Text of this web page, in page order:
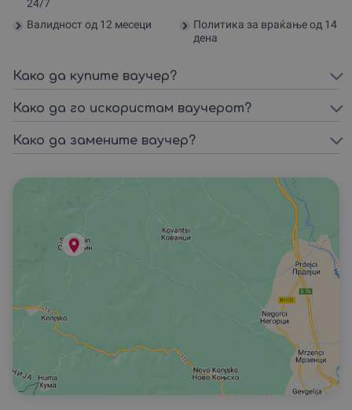
селото Серменин и дегустација
(дополнително со печено јагне
17000ден
24/7
Валидност од 12 месеци
Политика за враќање од 14
дена
Како да купите ваучер?
Како да го искористам ваучерот?
Како да замените ваучер?